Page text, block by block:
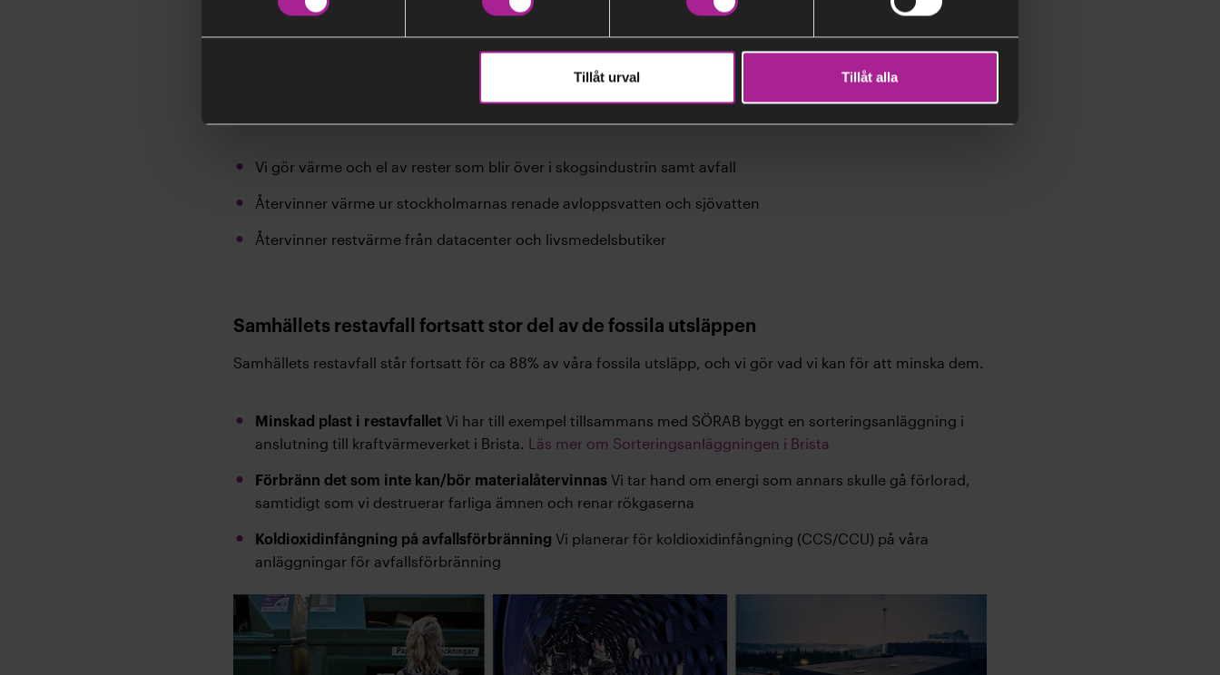
Tillåt urval Tillåt alla
. Vårt fjärrvärmesystem bidrar med en rad samhällsnyttor med återvinning som den gemensamma
Vi gör värme och el av rester som blir över i skogsindustrin samt avfall
Återvinner värme ur stockholmarnas renade avloppsvatten och sjövatten
Återvinner restvärme från datacenter och livsmedelsbutiker
Samhällets restavfall fortsatt stor del av de fossila utsläppen
Samhällets restavfall står fortsatt för ca 88% av våra fossila utsläpp, och vi gör vad vi kan för att minska dem.
Minskad plast i restavfallet Vi har till exempel tillsammans med SÖRAB byggt en sorteringsanläggning i
anslutning till kraftvärmeverket i Brista. Läs mer om Sorteringsanläggningen i Brista
Förbränn det som inte kan/bör materialåtervinnas Vi tar hand om energi som annars skulle gå förlorad,
samtidigt som vi destruerar farliga ämnen och renar rökgaserna
Koldioxidinfångning på avfallsförbränning Vi planerar för koldioxidinfångning (CCS/CCU) på våra
anläggningar för avfallsförbränning